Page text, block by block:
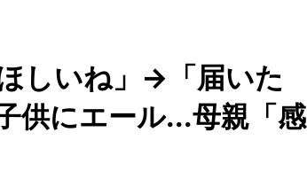
しいね」→「届いた
供にエール...母親「感